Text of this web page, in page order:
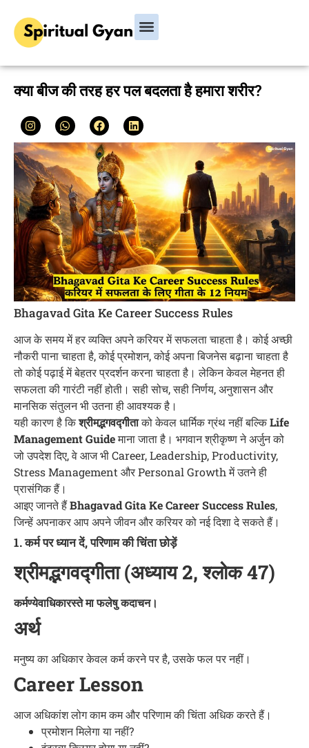
क्या बीज की तरह हर पल बदलता है हमारा शरीर?
Bhagavad Gita Ke Career Success Rules
आज के समय में हर व्यक्ति अपने करियर में सफलता चाहता है। कोई अच्छी
नौकरी पाना चाहता है, कोई प्रमोशन, कोई अपना बिजनेस बढ़ाना चाहता है
तो कोई पढ़ाई में बेहतर प्रदर्शन करना चाहता है। लेकिन केवल मेहनत ही
सफलता की गारंटी नहीं होती। सही सोच, सही निर्णय, अनुशासन और
मानसिक संतुलन भी उतना ही आवश्यक है।
यही कारण है किश्रीमद्भगवद्गीताको केवल धार्मिक ग्रंथ नहीं बल्किLife
Management Guideमाना जाता है। भगवान श्रीकृष्ण ने अर्जुन को
जो उपदेश दिए, वे आज भी Career, Leadership, Productivity,
Stress Management और Personal Growth में उतने ही
प्रासंगिक हैं।
आइए जानते हैंBhagavad Gita Ke Career Success Rules,
जिन्हें अपनाकर आप अपने जीवन और करियर को नई दिशा दे सकते हैं।
1. कर्म पर ध्यान दें, परिणाम की चिंता छोड़ें
श्रीमद्भगवद्गीता (अध्याय 2, श्लोक 47)
कर्मण्येवाधिकारस्ते मा फलेषु कदाचन।
अर्थ
मनुष्य का अधिकार केवल कर्म करने पर है, उसके फल पर नहीं।
Career Lesson
आज अधिकांश लोग काम कम और परिणाम की चिंता अधिक करते हैं।
प्रमोशन मिलेगा या नहीं?